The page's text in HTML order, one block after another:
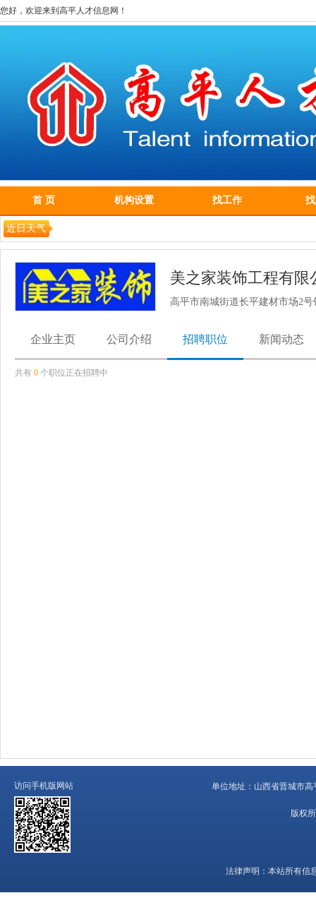
您好，欢迎来到高平人才信息网！
首 页 机构设置 找工作
近日天气
美之家装饰工程有
高平市南城街道长平建材市场2号
企业主页 公司介绍 招聘职位 新闻动态
共有 0 个职位正在招聘中
访问手机版网站 单位地址： 山西省晋城市高
版权
法律声明： 本站所有信